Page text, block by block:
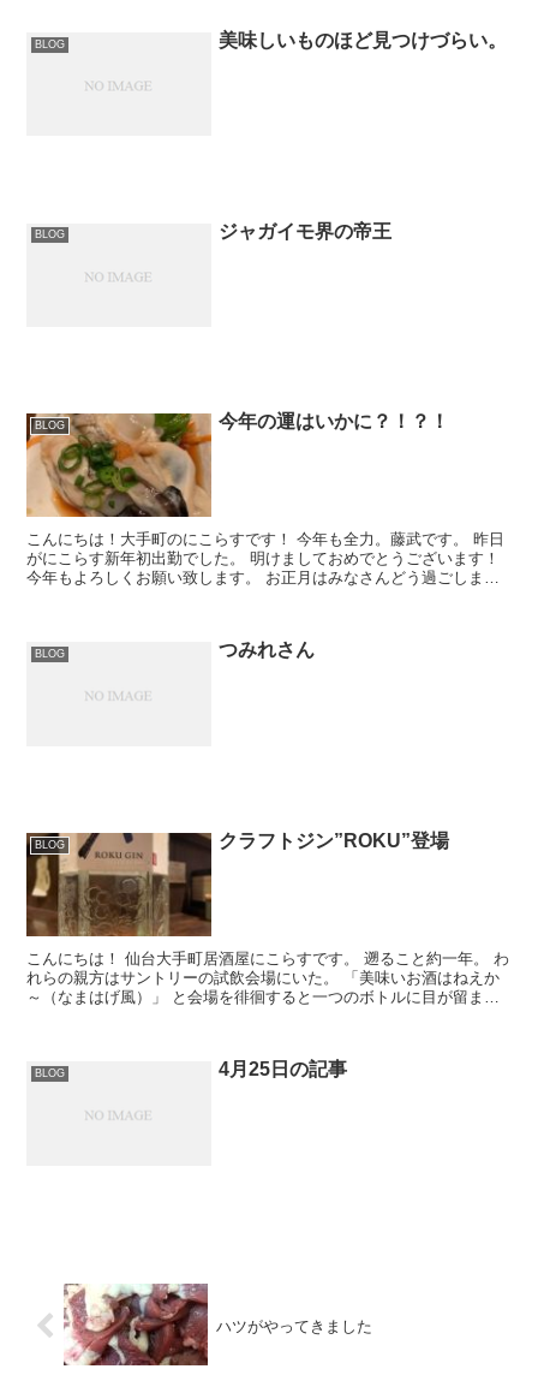
BLOG 美味しいものほど見つけづらい。
BLOG ジャガイモ界の帝王
BLOG 今年の運はいかに？！？！
こんにちは！大手町のにこらすです！ 今年も全力。藤武です。 昨日
がにこらす新年初出勤でした。 明けましておめでとうございます！
今年もよろしくお願い致します。 お正月はみなさんどう過ごしまし
BLOG つみれさん
BLOG クラフトジン”ROKU”登場
こんにちは！ 仙台大手町居酒屋にこらすです。 遡ること約一年。 わ
れらの親方はサントリーの試飲会場にいた。 「美味いお酒はねえか
～（なまはげ風）」 と会場を徘徊すると一つのボトルに目が留まっ
BLOG 4月25日の記事
ハツがやってきました